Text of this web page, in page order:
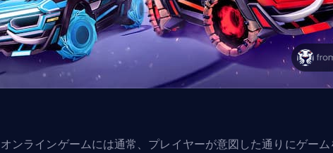
オンラインゲームには通常、プレイヤーが意図した通りにゲー